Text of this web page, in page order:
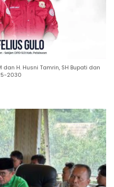
H. Husni Tamrin, SH Bupati dan
2030